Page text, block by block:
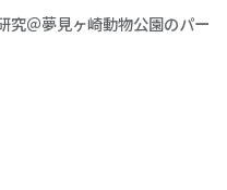
究＠夢見ヶ崎動物公園のパー